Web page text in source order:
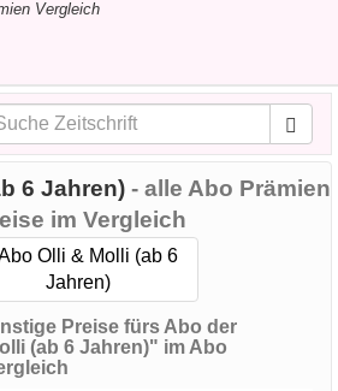
Vergleich
6 Jahren) - alle Abo Prämien
im Vergleich
Preise fürs Abo der
(ab 6 Jahren)" im Abo